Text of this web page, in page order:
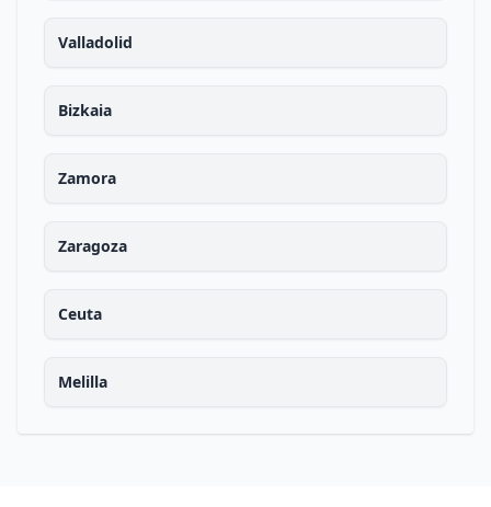
Valladolid
Bizkaia
Zamora
Zaragoza
Ceuta
Melilla